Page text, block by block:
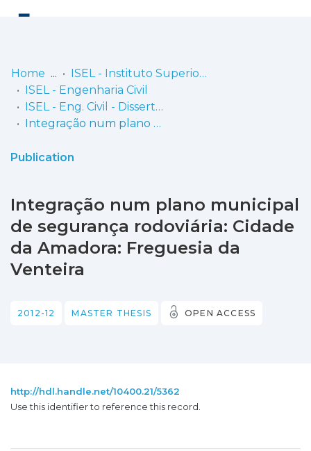
Communities
& Collections
Statistics
Home
ISEL - Instituto Superior de Engenharia de Lisboa
ISEL - Engenharia Civil
ISEL - Eng. Civil - Dissertações de Mestrado
Integração num plano municipal de segurança rodoviária: Cidade da Amadora: Freguesia da Venteira
Publication
Integração num plano municipal
de segurança rodoviária: Cidade
da Amadora: Freguesia da
Venteira
2012-12 MASTER THESIS OPEN ACCESS
http://hdl.handle.net/10400.21/5362
Use this identifier to reference this record.